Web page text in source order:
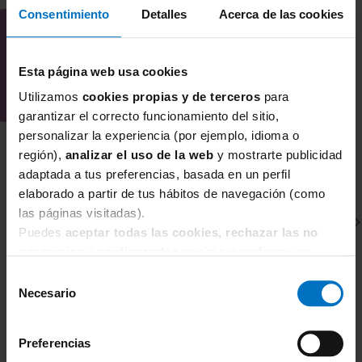
Consentimiento Detalles Acerca de las cookies
Esta página web usa cookies
Utilizamos cookies propias y de terceros para
garantizar el correcto funcionamiento del sitio,
personalizar la experiencia (por ejemplo, idioma o
región), analizar el uso de la web y mostrarte publicidad
adaptada a tus preferencias, basada en un perfil
elaborado a partir de tus hábitos de navegación (como
las páginas visitadas).
Puedes aceptar todas las cookies, rechazar las no
Necesario
Preferencias
Sujetador Reductor con aros Chantelle Magnifique